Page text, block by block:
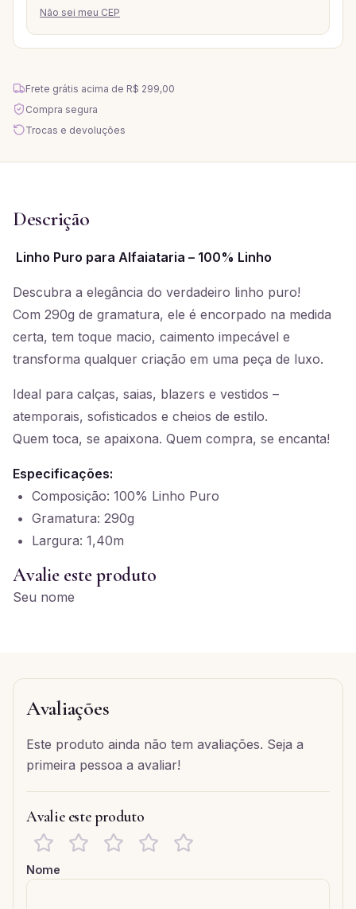
Não sei meu CEP
Frete grátis acima de R$ 299,00
Compra segura
Trocas e devoluções
Descrição
Linho Puro para Alfaiataria – 100% Linho
Descubra a elegância do verdadeiro linho puro!
Com 290g de gramatura, ele é encorpado na medida
certa, tem toque macio, caimento impecável e
transforma qualquer criação em uma peça de luxo.
Ideal para calças, saias, blazers e vestidos –
atemporais, sofisticados e cheios de estilo.
Quem toca, se apaixona. Quem compra, se encanta!
Especificações:
• Composição: 100% Linho Puro
• Gramatura: 290g
• Largura: 1,40m
Avalie este produto
Seu nome
Avaliações
Este produto ainda não tem avaliações. Seja a
primeira pessoa a avaliar!
Avalie este produto
Nome